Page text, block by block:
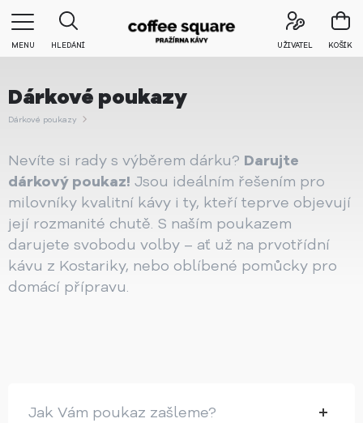
MENU HLEDÁNÍ UŽIVATEL KOŠÍK
Dárkové poukazy
Dárkové poukazy
Nevíte si rady s výběrem dárku? Darujte
dárkový poukaz! Jsou ideálním řešením pro
milovníky kvalitní kávy i ty, kteří teprve objevují
její rozmanité chutě. S naším poukazem
darujete svobodu volby – ať už na prvotřídní
kávu z Kostariky, nebo oblíbené pomůcky pro
domácí přípravu.
Jak Vám poukaz zašleme?